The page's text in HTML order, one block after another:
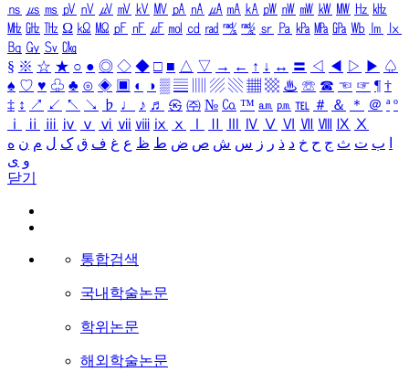
㎱ ㎲ ㎳ ㎴ ㎵ ㎶ ㎷ ㎸ ㎹ ㎀ ㎁ ㎂ ㎃ ㎄ ㎺ ㎻ ㎽ ㎾ ㎿ ㎐ ㎑
㎒ ㎓ ㎔ Ω ㏀ ㏁ ㎊ ㎋ ㎌ ㏖ ㏅ ㎭ ㎮ ㎯ ㏛ ㎩ ㎪ ㎫ ㎬ ㏝ ㏐
㏓
㏃ ㏉ ㏜ ㏆
§ ※ ☆ ★ ○ ● ◎ ◇ ◆ □ ■ △ ▽ → ← ↑ ↓ ↔ 〓 ◁ ◀ ▷ ▶ ♤
♠ ♡ ♥ ♧ ♣ ⊙ ◈ ▣ ◐ ◑ ▒ ▤ ▨ ▧ ▦ ▩ ♨ ☏ ☎ ☜ ☞ ¶ †
‡ ↕ ↗ ↙ ↖ ↘ ♭ ♩ ♪ ♬ ㉿ ㈜ № ㏇ ™ ㏂ ㏘ ℡ ＃ ＆ ＊ ＠ ª º
ⅰ
ⅱ ⅲ ⅳ ⅴ ⅵ ⅶ ⅷ ⅸ ⅹ Ⅳ Ⅴ Ⅵ Ⅶ Ⅷ Ⅸ Ⅹ
ب ت ث ج ح خ د ذ ر ز س ش ص ض ط ظ ع غ ف ق ک ل م ن ه
و ی
닫기
통합검색
국내학술논문
학위논문
해외학술논문